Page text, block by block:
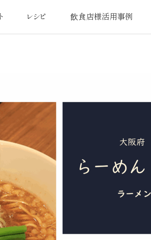
様
レシピ 飲食店様活用事例